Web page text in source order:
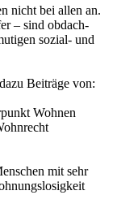
nicht bei allen an.
– sind obdach-
sozial- und
Beiträge von:
Wohnen
mit sehr